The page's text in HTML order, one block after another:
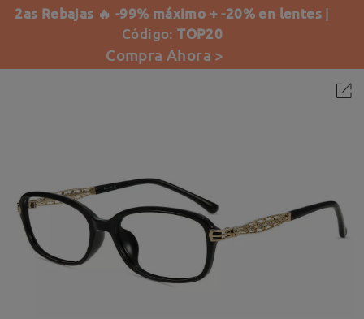
2as Rebajas 🔥 -99% máximo + -20% en lentes |
Código:TOP20
Compra Ahora >